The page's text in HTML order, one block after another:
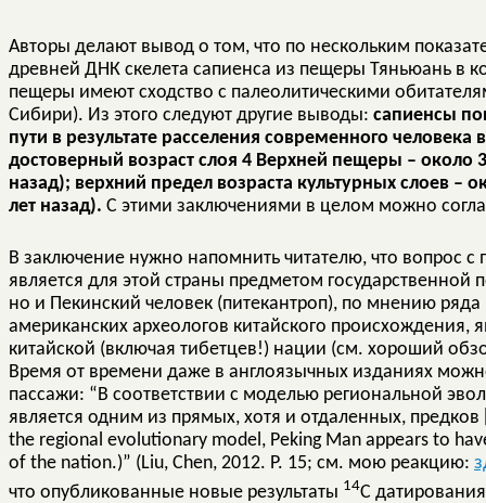
Авторы делают вывод о том, что по нескольким
древней ДНК скелета сапиенса из пещеры Тяньюань в
пещеры имеют сходство с палеолитическими
Сибири). Из этого следуют другие выводы: сапиенсы
пути в результате расселения современного
достоверный возраст слоя 4 Верхней пещеры – около
назад); верхний предел возраста культурных слоев –
лет назад). С этими заключениями в целом можно
В заключение нужно напомнить читателю, что вопрос
является для этой страны предметом
но и Пекинский человек (питекантроп), по мнению
американских археологов китайского
китайской (включая тибетцев!) нации (см. хороший
Время от времени даже в англоязычных изданиях
пассажи: “В соответствии с моделью региональной
является одним из прямых, хотя и отдаленных,
the regional evolutionary model, Peking Man appears to
of the nation.)” (Liu, Chen, 2012. P. 15; cм. мою реакцию:
что опубликованные новые результаты 14С